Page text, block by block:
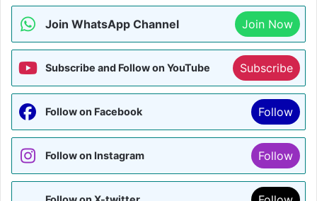
Join WhatsApp Channel Join Now
Subscribe and Follow on YouTube Subscribe
Follow on Facebook Follow
Follow on Instagram Follow